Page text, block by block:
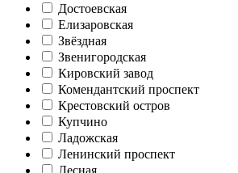
Достоевская
Елизаровская
Звёздная
Звенигородская
Кировский завод
Комендантский проспект
Крестовский остров
Купчино
Ладожская
Ленинский проспект
Лесная